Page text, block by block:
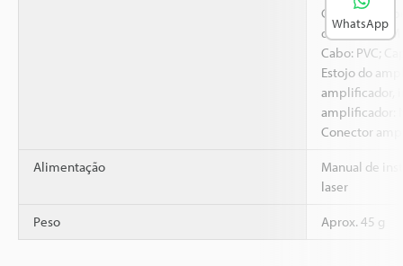
Gaxeta da
da lente),
Cabo: PVC;
Estojo do
amplificador,
amplificador:
Conector
Alimentação
Manual de
laser
Peso Aprox. 45 g
WhatsApp